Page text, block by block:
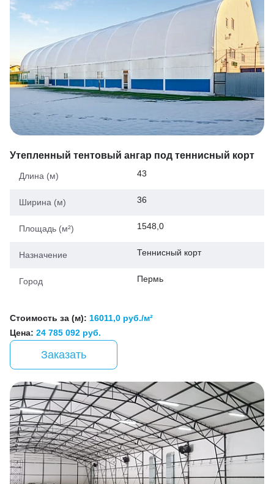
Утепленный тентовый ангар под теннисный корт
Длина (м) 43
Ширина (м) 36
Площадь (м²) 1548,0
Назначение Теннисный корт
Город Пермь
Стоимость за (м): 16011,0 руб./м²
Цена: 24 785 092 руб.
Заказать